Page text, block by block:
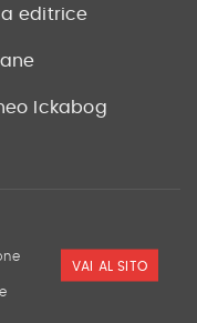
editrice
Ickabog
VAI AL SITO